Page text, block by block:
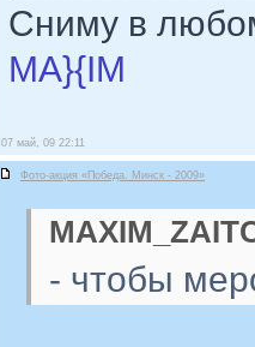
Сниму в
MA}{IM
07 май, 09 22:11
Фото-акция «Победа. Минск - 2009»
- чтобы